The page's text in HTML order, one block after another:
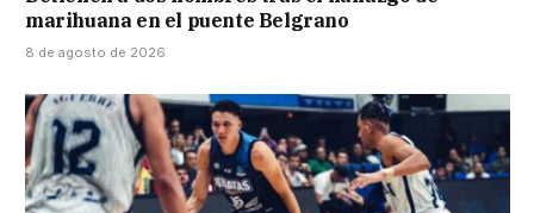
marihuana en el puente Belgrano
8 de agosto de 2026